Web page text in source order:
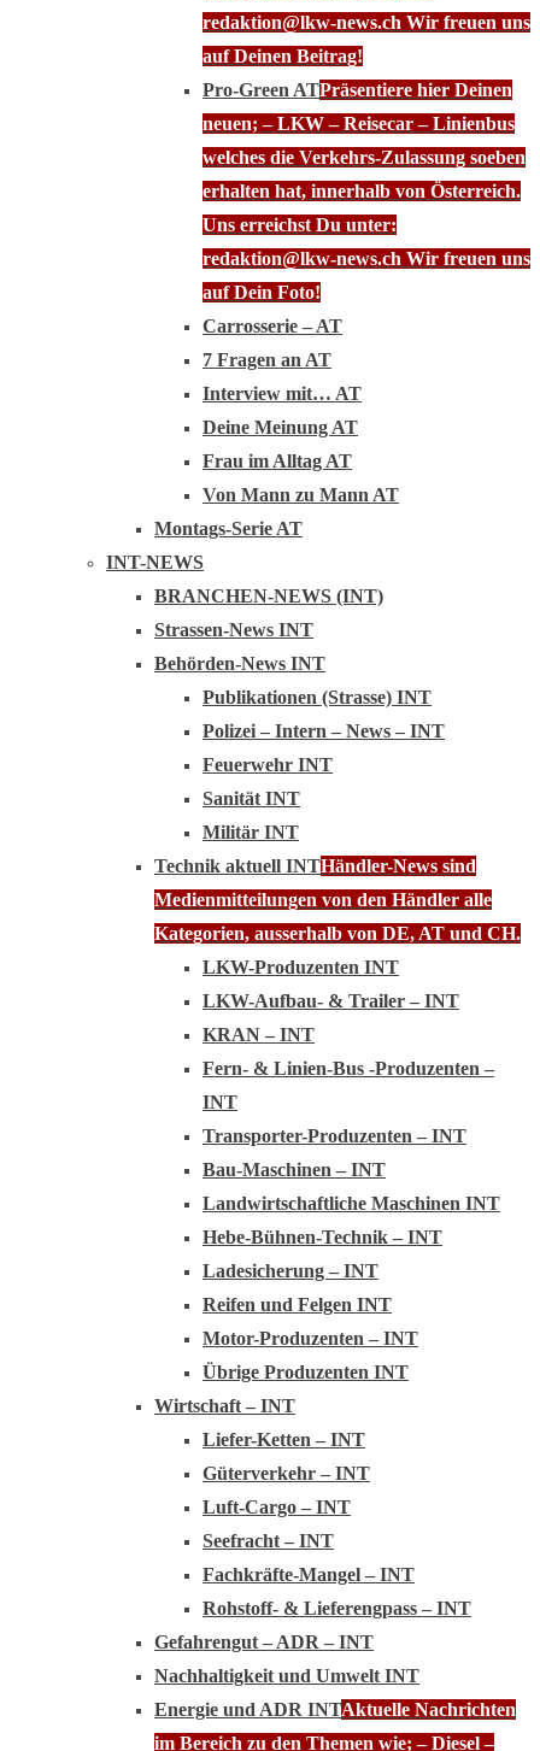
redaktion@lkw-news.ch Wir freuen uns
auf Deinen Beitrag!
Pro-Green ATPräsentiere hier Deinen
neuen; – LKW – Reisecar – Linienbus
welches die Verkehrs-Zulassung soeben
erhalten hat, innerhalb von Österreich.
Uns erreichst Du unter:
redaktion@lkw-news.ch Wir freuen uns
auf Dein Foto!
Carrosserie – AT
7 Fragen an AT
Interview mit… AT
Deine Meinung AT
Frau im Alltag AT
Von Mann zu Mann AT
Montags-Serie AT
INT-NEWS
BRANCHEN-NEWS (INT)
Strassen-News INT
Behörden-News INT
Publikationen (Strasse) INT
Polizei – Intern – News – INT
Feuerwehr INT
Sanität INT
Militär INT
Technik aktuell INTHändler-News sind
Medienmitteilungen von den Händler alle
Kategorien, ausserhalb von DE, AT und CH.
LKW-Produzenten INT
LKW-Aufbau- & Trailer – INT
KRAN – INT
Fern- & Linien-Bus -Produzenten –
INT
Transporter-Produzenten – INT
Bau-Maschinen – INT
Landwirtschaftliche Maschinen INT
Hebe-Bühnen-Technik – INT
Ladesicherung – INT
Reifen und Felgen INT
Motor-Produzenten – INT
Übrige Produzenten INT
Wirtschaft – INT
Liefer-Ketten – INT
Güterverkehr – INT
Luft-Cargo – INT
Seefracht – INT
Fachkräfte-Mangel – INT
Rohstoff- & Lieferengpass – INT
Gefahrengut – ADR – INT
Nachhaltigkeit und Umwelt INT
Energie und ADR INTAktuelle Nachrichten
im Bereich zu den Themen wie; – Diesel –